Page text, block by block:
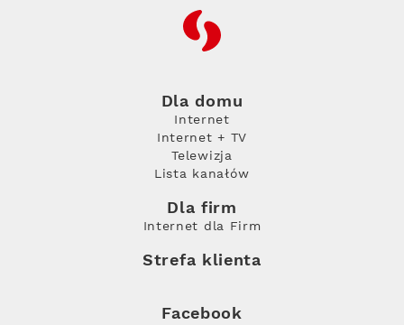
RFC
Dla domu
Internet
Internet + TV
Telewizja
Lista kanałów
Dla firm
Internet dla Firm
Strefa klienta
Facebook